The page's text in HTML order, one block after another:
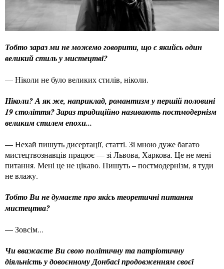
Тобто зараз ми не можемо говорити, що є якийсь один
великий стиль у мистецтві?
— Ніколи не було великих стилів, ніколи.
Ніколи? А як же, наприклад, романтизм у першій половині
19 століття? Зараз традиційно називають постмодернізм
великим стилем епохи...
— Нехай пишуть дисертації, статті. Зі мною дуже багато
мистецтвознавців працює — зі Львова, Харкова. Це не мені
питання. Мені це не цікаво. Пишуть – постмодернізм, я туди
не влажу.
Тобто Ви не думаєте про якісь теоретичні питання
мистецтва?
— Зовсім...
Чи вважаєте Ви свою політичну та патріотичну
діяльність у довоєнному Донбасі продовженням своєї